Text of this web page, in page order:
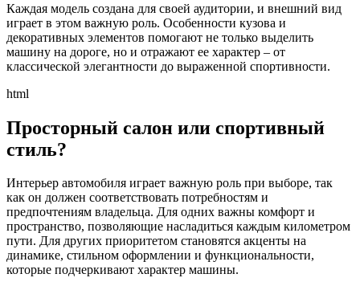
Каждая модель создана для своей аудитории, и внешний вид
играет в этом важную роль. Особенности кузова и
декоративных элементов помогают не только выделить
машину на дороге, но и отражают ее характер – от
классической элегантности до выраженной спортивности.
html
Просторный салон или спортивный
стиль?
Интерьер автомобиля играет важную роль при выборе, так
как он должен соответствовать потребностям и
предпочтениям владельца. Для одних важны комфорт и
пространство, позволяющие насладиться каждым километром
пути. Для других приоритетом становятся акценты на
динамике, стильном оформлении и функциональности,
которые подчеркивают характер машины.